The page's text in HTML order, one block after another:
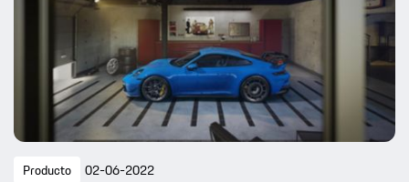
Producto 02-06-2022